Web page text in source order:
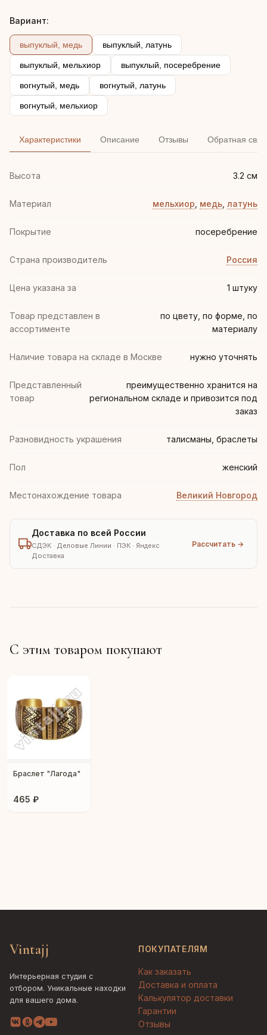
Вариант:
выпуклый, медь выпуклый, латунь
выпуклый, мельхиор выпуклый, посеребрение
вогнутый, медь вогнутый, латунь
вогнутый, мельхиор
Характеристики Описание Отзывы Обратная
Высота 3.2 см
Материал мельхиор медь латунь
Покрытие посеребрение
Страна производитель Россия
Цена указана за 1 штуку
Товар представлен в
ассортименте
по цвету, по форме, по
материалу
Наличие товара на складе в Москве нужно уточнять
Представленный
товар
преимущественно хранится на
региональном складе и привозится под
заказ
Разновидность украшения талисманы, браслеты
Пол женский
Местонахождение товара Великий Новгород
Доставка по всей России
СДЭК · Деловые Линии · ПЭК · Яндекс
Доставка
Рассчитать →
С этим товаром покупают
Браслет "Лагода"
465 ₽
Vintajj
Интерьерная студия с
отбором. Уникальные находки
для вашего дома.
ПОКУПАТЕЛЯМ
Как заказать
Доставка и оплата
Калькулятор доставки
Гарантии
Отзывы